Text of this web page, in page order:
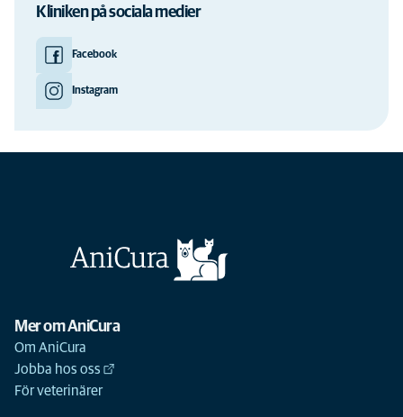
Kliniken på sociala medier
Facebook
Instagram
Mer om AniCura
Om AniCura
Jobba hos oss
För veterinärer